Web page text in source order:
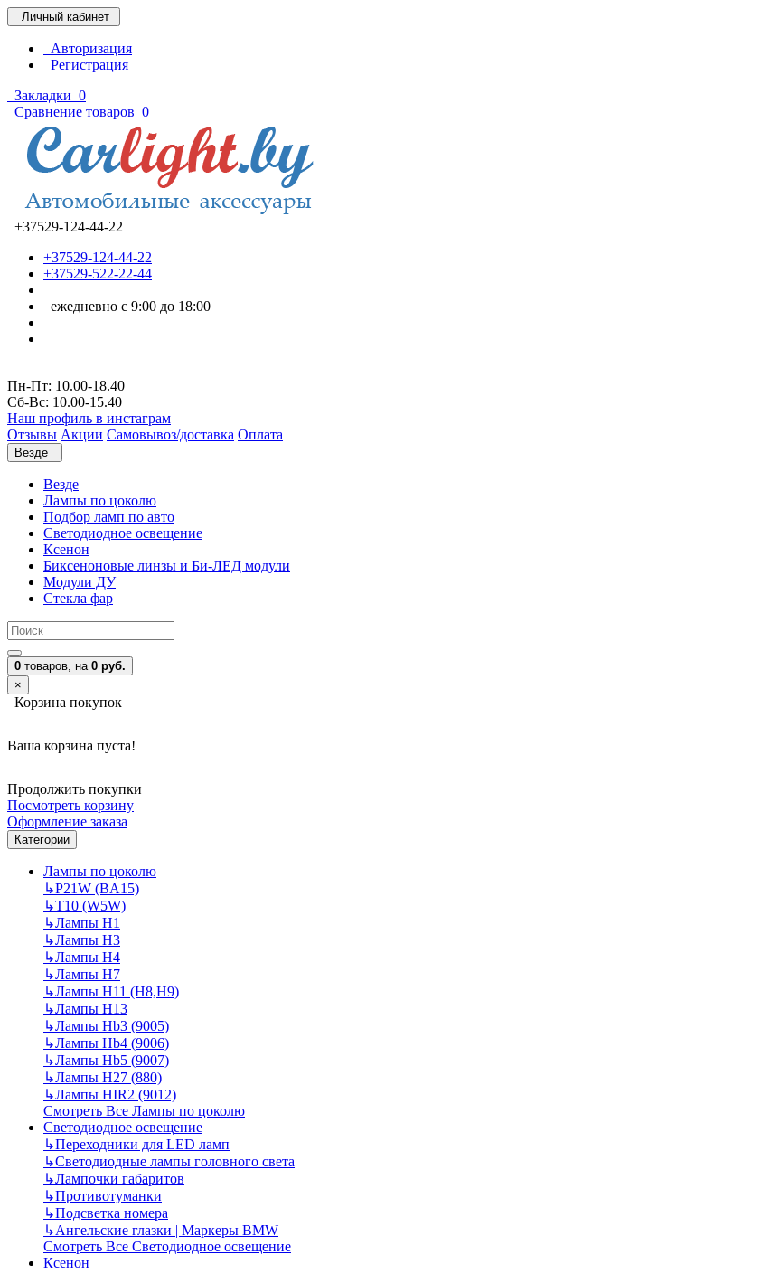
Личный кабинет
Авторизация
Регистрация
Закладки 0
Сравнение товаров 0
+37529-124-44-22
+37529-124-44-22
+37529-522-22-44
ежедневно с 9:00 до 18:00
Пн-Пт: 10.00-18.40
Cб-Вс: 10.00-15.40
Наш профиль в инстаграм
Отзывы Акции Самовывоз/доставка Оплата
Везде
Везде
Лампы по цоколю
Подбор ламп по авто
Светодиодное освещение
Ксенон
Биксеноновые линзы и Би-ЛЕД модули
Модули ДУ
Стекла фар
0 товаров, на 0 руб.
×
Корзина покупок
Ваша корзина пуста!
Продолжить покупки
Посмотреть корзину
Оформление заказа
Категории
Лампы по цоколю
↳P21W (BA15)
↳T10 (W5W)
↳Лампы H1
↳Лампы H3
↳Лампы H4
↳Лампы H7
↳Лампы H11 (H8,H9)
↳Лампы H13
↳Лампы Hb3 (9005)
↳Лампы Hb4 (9006)
↳Лампы Hb5 (9007)
↳Лампы H27 (880)
↳Лампы HIR2 (9012)
Смотреть Все Лампы по цоколю
Светодиодное освещение
↳Переходники для LED ламп
↳Светодиодные лампы головного света
↳Лампочки габаритов
↳Противотуманки
↳Подсветка номера
↳Ангельские глазки | Маркеры BMW
Смотреть Все Светодиодное освещение
Ксенон